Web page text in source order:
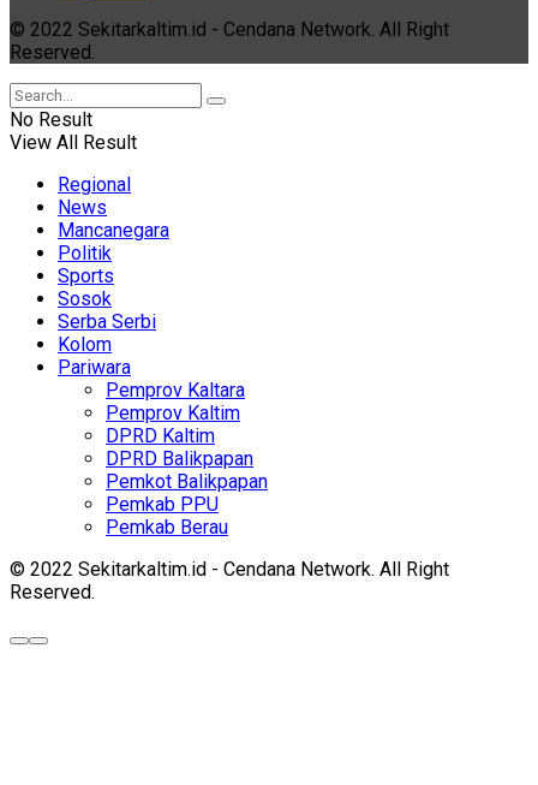
© 2022 Sekitarkaltim.id - Cendana Network. All Right
Reserved.
No Result
View All Result
Regional
News
Mancanegara
Politik
Sports
Sosok
Serba Serbi
Kolom
Pariwara
Pemprov Kaltara
Pemprov Kaltim
DPRD Kaltim
DPRD Balikpapan
Pemkot Balikpapan
Pemkab PPU
Pemkab Berau
© 2022 Sekitarkaltim.id - Cendana Network. All Right
Reserved.